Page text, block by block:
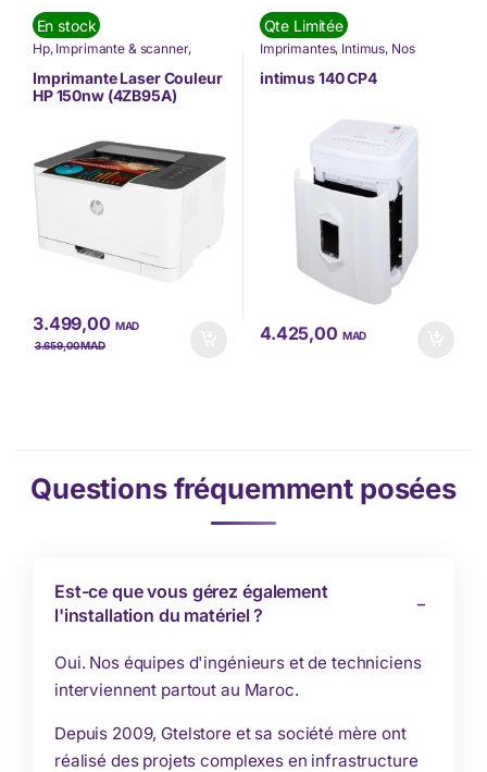
En stock
Hp, Imprimante & scanner,
Imprimantes
Marques,SOLUTIONS
D'IMPRESSION
Imprimante Laser Couleur
HP 150nw (4ZB95A)
3.499,00 MAD
3.659,00MAD
Qte Limitée
Imprimantes, Intimus, Nos
Marques
D'IMPRESSION
intimus 140 CP4
4.425,00 MAD
Questions fréquemment posées
Est-ce que vous gérez également
l'installation du matériel ?
Oui. Nos équipes d'ingénieurs et de techniciens
interviennent partout au Maroc.
Depuis 2009, Gtelstore et sa société mère ont
réalisé des projets complexes en infrastructure